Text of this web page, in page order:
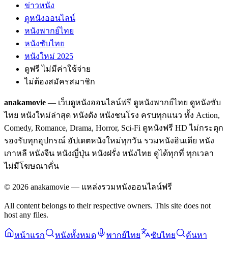
ข่าวหนัง
ดูหนังออนไลน์
หนังพากย์ไทย
หนังซับไทย
หนังใหม่ 2025
ดูฟรี ไม่มีค่าใช้จ่าย
ไม่ต้องสมัครสมาชิก
anakamovie — เว็บดูหนังออนไลน์ฟรี ดูหนังพากย์ไทย ดูหนังซับ
ไทย หนังใหม่ล่าสุด หนังดัง หนังชนโรง ครบทุกแนว ทั้ง Action,
Comedy, Romance, Drama, Horror, Sci-Fi ดูหนังฟรี HD ไม่กระตุก
รองรับทุกอุปกรณ์ อัปเดตหนังใหม่ทุกวัน รวมหนังอินเดีย หนัง
เกาหลี หนังจีน หนังญี่ปุ่น หนังฝรั่ง หนังไทย ดูได้ทุกที่ ทุกเวลา
ไม่มีโฆษณาคั่น
© 2026 anakamovie — แหล่งรวมหนังออนไลน์ฟรี
All content belongs to their respective owners. This site does not
host any files.
หน้าแรก หนังทั้งหมด พากย์ไทย ซับไทย ค้นหา